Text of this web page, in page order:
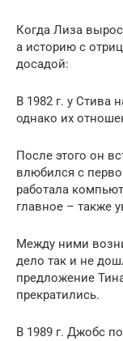
Когда Лиза
а историю с
досадой:
В 1982 г. у Стива
однако их
После этого он
влюбился с
работала
главное – также
Между ними
дело так и не
предложение
прекратились.
В 1989 г. Джобс